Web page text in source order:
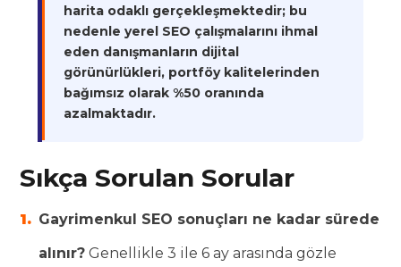
harita odaklı gerçekleşmektedir; bu
nedenle yerel SEO çalışmalarını ihmal
eden danışmanların dijital
görünürlükleri, portföy kalitelerinden
bağımsız olarak %50 oranında
azalmaktadır.
Sıkça Sorulan Sorular
Gayrimenkul SEO sonuçları ne kadar sürede
alınır? Genellikle 3 ile 6 ay arasında gözle